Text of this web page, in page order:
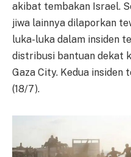
akibat tembakan Israel.
jiwa lainnya dilaporkan
luka-luka dalam insiden
distribusi bantuan dekat
Gaza City. Kedua
(18/7).